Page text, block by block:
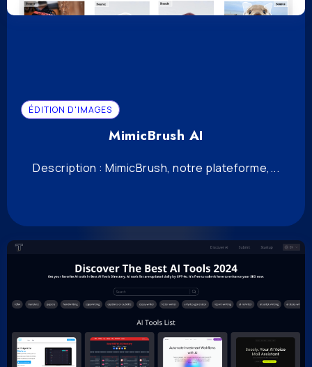
ÉDITION D'IMAGES
MimicBrush AI
Description : MimicBrush, notre plateforme,...